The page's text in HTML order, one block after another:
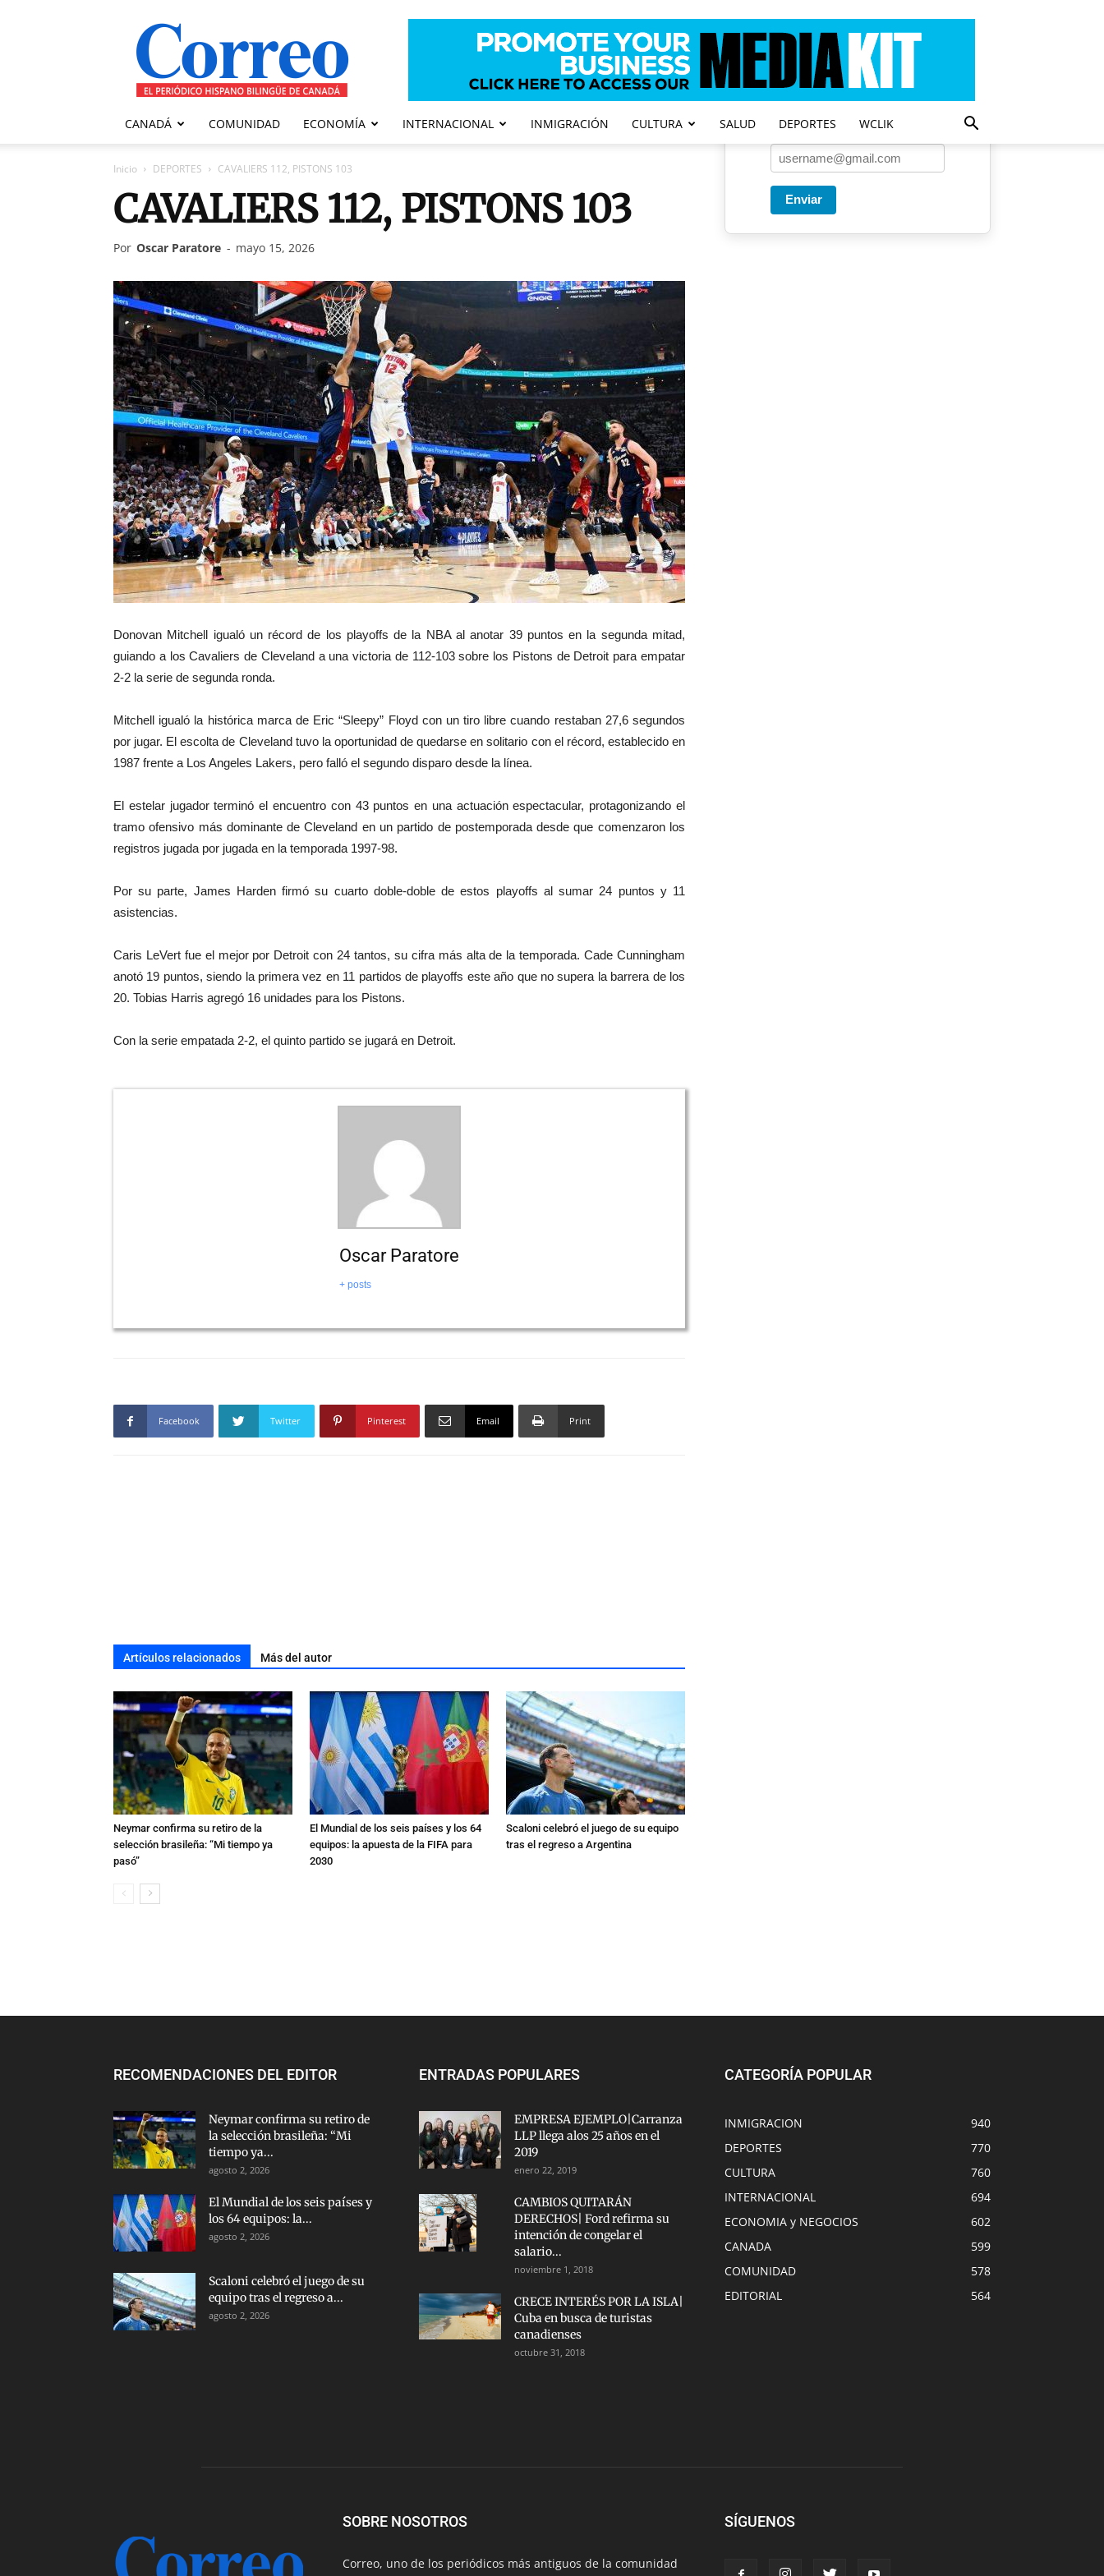
Correo
Canadiense
CANADÁ COMUNIDAD ECONOMÍA INTERNACIONAL INMIGRACIÓN CULTURA SALUD DEPORTES WCLIK
Inicio DEPORTES CAVALIERS 112, PISTONS 103
CAVALIERS 112, PISTONS 103
Por Oscar Paratore - mayo 15, 2026
Donovan Mitchell igualó un récord de los playoffs de la NBA al anotar 39 puntos en la segunda mitad,
guiando a los Cavaliers de Cleveland a una victoria de 112-103 sobre los Pistons de Detroit para empatar
2-2 la serie de segunda ronda.
Mitchell igualó la histórica marca de Eric “Sleepy” Floyd con un tiro libre cuando restaban 27,6 segundos
por jugar. El escolta de Cleveland tuvo la oportunidad de quedarse en solitario con el récord, establecido en
1987 frente a Los Angeles Lakers, pero falló el segundo disparo desde la línea.
El estelar jugador terminó el encuentro con 43 puntos en una actuación espectacular, protagonizando el
tramo ofensivo más dominante de Cleveland en un partido de postemporada desde que comenzaron los
registros jugada por jugada en la temporada 1997-98.
Por su parte, James Harden firmó su cuarto doble-doble de estos playoffs al sumar 24 puntos y 11
asistencias.
Caris LeVert fue el mejor por Detroit con 24 tantos, su cifra más alta de la temporada. Cade Cunningham
anotó 19 puntos, siendo la primera vez en 11 partidos de playoffs este año que no supera la barrera de los
20. Tobias Harris agregó 16 unidades para los Pistons.
Con la serie empatada 2-2, el quinto partido se jugará en Detroit.
Oscar Paratore
+ posts
Facebook Twitter Pinterest Email Print
Artículos relacionados Más del autor
Neymar confirma su retiro de la
selección brasileña: “Mi tiempo ya
pasó”
El Mundial de los seis países y los 64
equipos: la apuesta de la FIFA para
2030
Scaloni celebró el juego de su equipo
tras el regreso a Argentina
Una vez a la semana enviamos
Enviar
Entregado por SendPulse
RECOMENDACIONES DEL EDITOR
Neymar confirma su retiro de
la selección brasileña: “Mi
tiempo ya...
agosto 2, 2026
El Mundial de los seis países y
los 64 equipos: la...
agosto 2, 2026
Scaloni celebró el juego de su
equipo tras el regreso a...
agosto 2, 2026
ENTRADAS POPULARES
EMPRESA EJEMPLO|Carranza
LLP llega alos 25 años en el
2019
enero 22, 2019
CAMBIOS QUITARÁN
DERECHOS| Ford refirma su
intención de congelar el
salario...
noviembre 1, 2018
CRECE INTERÉS POR LA ISLA|
Cuba en busca de turistas
canadienses
octubre 31, 2018
CATEGORÍA POPULAR
INMIGRACION
940
DEPORTES
770
CULTURA
760
INTERNACIONAL
694
ECONOMIA y NEGOCIOS
602
CANADA
599
COMUNIDAD
578
EDITORIAL
564
SOBRE NOSOTROS
Correo, uno de los periódicos más antiguos de la comunidad
SÍGUENOS